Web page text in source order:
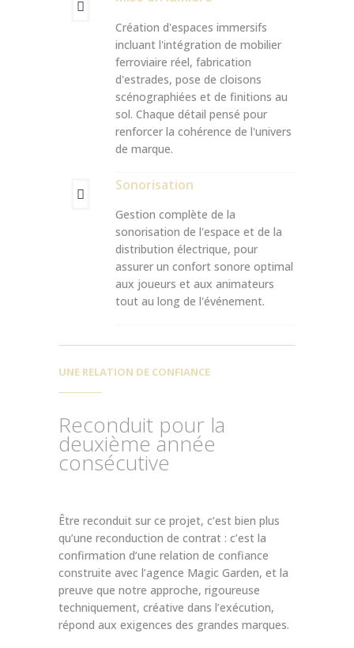
Création d'espaces immersifs
incluant l'intégration de mobilier
ferroviaire réel, fabrication
d'estrades, pose de cloisons
scénographiées et de finitions au
sol. Chaque détail pensé pour
renforcer la cohérence de l'univers
de marque.
Sonorisation
Gestion complète de la
sonorisation de l'espace et de la
distribution électrique, pour
assurer un confort sonore optimal
aux joueurs et aux animateurs
tout au long de l'événement.
UNE RELATION DE CONFIANCE
Reconduit pour la
deuxième année
consécutive
Être reconduit sur ce projet, c’est bien plus
qu’une reconduction de contrat : c’est la
confirmation d’une relation de confiance
construite avec l’agence Magic Garden, et la
preuve que notre approche, rigoureuse
techniquement, créative dans l’exécution,
répond aux exigences des grandes marques.